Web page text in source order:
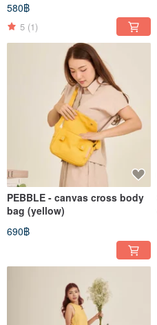
580฿
5 (1)
PEBBLE - canvas cross body
bag (yellow)
690฿